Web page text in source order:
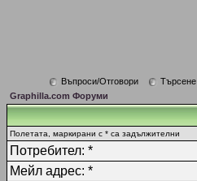
Въпроси/Отговори Търсене
Graphilla.com Форуми
Полетата, маркирани с * са задължителни
Потребител: *
Мейл адрес: *